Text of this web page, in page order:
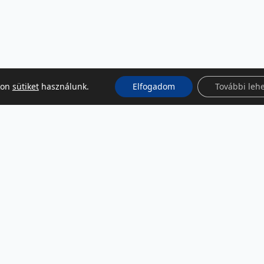
sütikethasználunk. Elfogadom További